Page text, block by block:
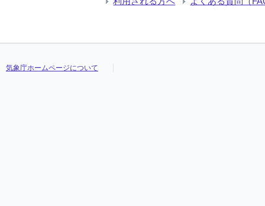
気象庁ホームページについて